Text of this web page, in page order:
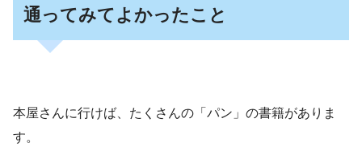
通ってみてよかったこと
本屋さんに行けば、たくさんの「パン」の書籍がありま
す。